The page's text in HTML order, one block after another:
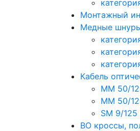
Монтажный
Медные
Кабель
MM 50/
MM 50/
SM 9/125
ВО кроссы,